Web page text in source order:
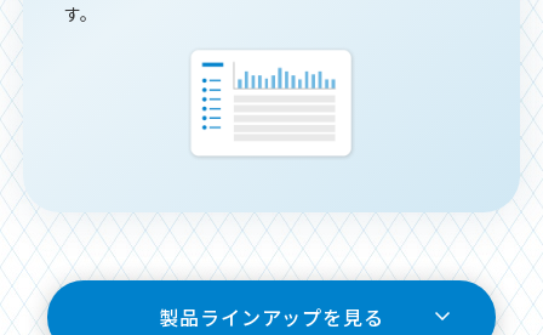
す。
製品ラインアップを見る